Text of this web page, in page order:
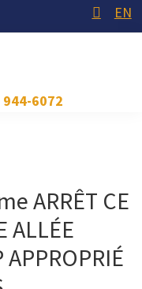
EN
944-6072
ARRÊT CE
ALLÉE
APPROPRIÉ